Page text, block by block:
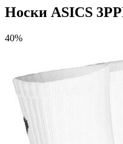
Носки ASICS
40%